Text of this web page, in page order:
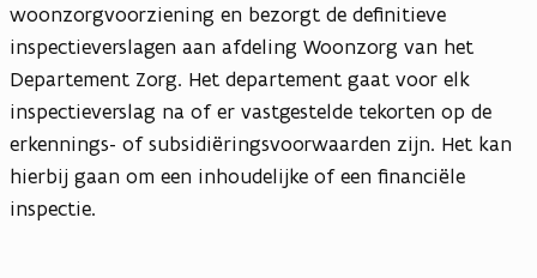
woonzorgvoorziening en bezorgt de definitieve
inspectieverslagen aan afdeling Woonzorg van het
Departement Zorg. Het departement gaat voor elk
inspectieverslag na of er vastgestelde tekorten op de
erkennings- of subsidiëringsvoorwaarden zijn. Het kan
hierbij gaan om een inhoudelijke of een financiële
inspectie.